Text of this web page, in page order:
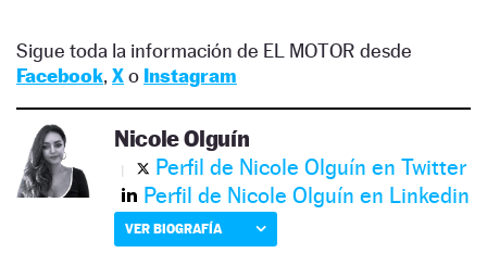
Sigue toda la información de EL MOTOR desde
Facebook, Xo Instagram
Nicole Olguín
Perfil de Nicole Olguín en Twitter
Perfil de Nicole Olguín en Linkedin
VER BIOGRAFÍA